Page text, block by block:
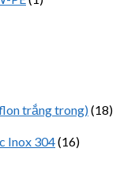
trắng trong)(18)
Inox 304(16)